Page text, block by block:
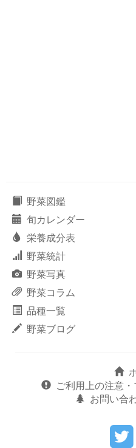
野菜図鑑
旬カレンダー
栄養成分表
野菜統計
野菜写真
野菜コラム
品種一覧
野菜ブログ
ご利用上の注意
お問い合